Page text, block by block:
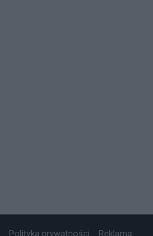
Polityka prywatności Reklama